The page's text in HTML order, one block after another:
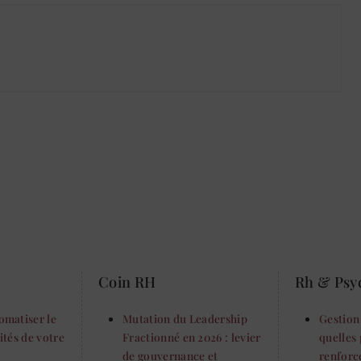
le
de votre
Coin RH
Mutation du Leadership
Fractionné en 2026 : levier
de gouvernance et
Rh &